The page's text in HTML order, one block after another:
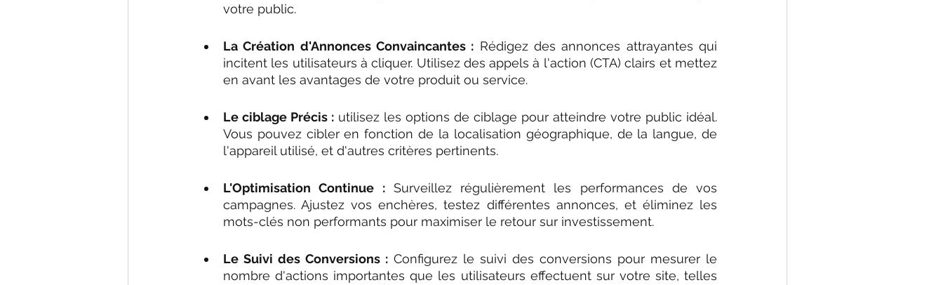
votre public.
La Création d'Annonces Convaincantes : Rédigez des annonces attrayantes qui
incitent les utilisateurs à cliquer. Utilisez des appels à l'action (CTA) clairs et mettez
en avant les avantages de votre produit ou service.
Le ciblage Précis : utilisez les options de ciblage pour atteindre votre public idéal.
Vous pouvez cibler en fonction de la localisation géographique, de la langue, de
l'appareil utilisé, et d'autres critères pertinents.
L'Optimisation Continue : Surveillez régulièrement les performances de vos
campagnes. Ajustez vos enchères, testez différentes annonces, et éliminez les
mots-clés non performants pour maximiser le retour sur investissement.
Le Suivi des Conversions : Configurez le suivi des conversions pour mesurer le
nombre d'actions importantes que les utilisateurs effectuent sur votre site, telles